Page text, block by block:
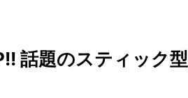
話題のスティック型